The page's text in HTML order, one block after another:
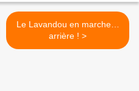
Le Lavandou en marche…
arrière ! >